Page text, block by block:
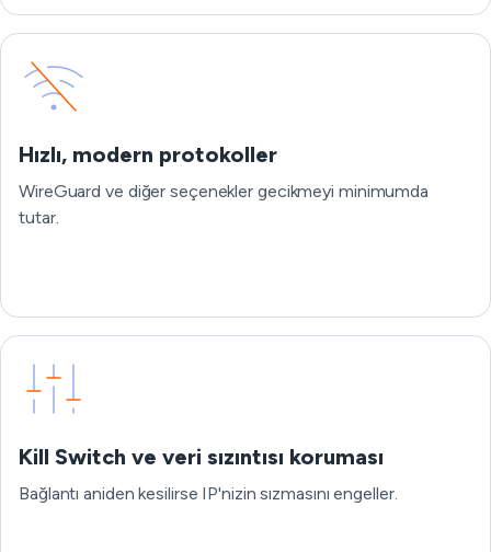
Hızlı, modern protokoller
WireGuard ve diğer seçenekler gecikmeyi minimumda
tutar.
Kill Switch ve veri sızıntısı koruması
Bağlantı aniden kesilirse IP'nizin sızmasını engeller.